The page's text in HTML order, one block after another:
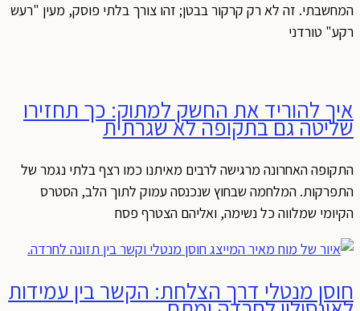
המחשבתי. זה לא רק קרקור בבטן; זהו צורך בלתי פוסק, מעין "רעש
רקע" טורדני
איך להוריד את החשק למתוק: כך תחזירו
שליטה גם בתקופה לא שגרתית
התקופה האחרונה מרגישה לרבים מאיתנו כמו רצף בלתי נגמר של
התפרקות. המלחמה שבחוץ שנכנסה עמוק לתוך הלב, הסטרס
הקיומי שמלווה כל נשימה, ואליהם הצטרף פסח
חוסן מנטלי דרך הצלחת: הקשר בין עמידות